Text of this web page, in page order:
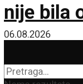
nije bila
je
06.08.2026